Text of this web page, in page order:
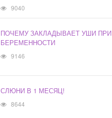
9040
ПОЧЕМУ ЗАКЛАДЫВАЕТ УШИ ПРИ
БЕРЕМЕННОСТИ
9146
СЛЮНИ В 1 МЕСЯЦ!
8644